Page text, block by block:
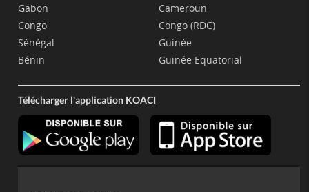
Gabon
Congo
Sénégal
Bénin
Cameroun
Congo (RDC)
Guinée
Guinée Equatorial
Télécharger l'application KOACI